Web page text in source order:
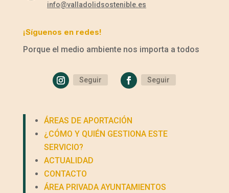
info@valladolidsostenible.es
¡Síguenos en redes!
Porque el medio ambiente nos importa a todos
Seguir Seguir
ÁREAS DE APORTACIÓN
¿CÓMO Y QUIÉN GESTIONA ESTE
SERVICIO?
ACTUALIDAD
CONTACTO
ÁREA PRIVADA AYUNTAMIENTOS